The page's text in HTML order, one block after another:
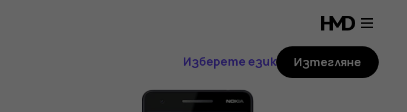
Изберете език Изтегляне